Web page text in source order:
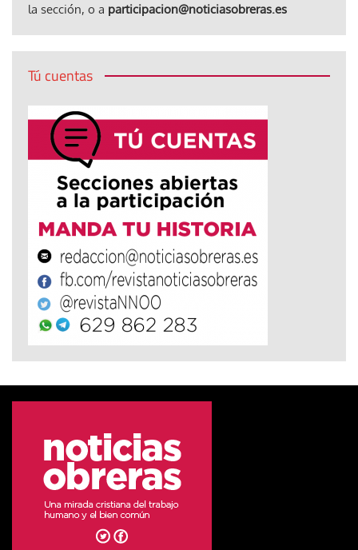
la sección, o a participacion@noticiasobreras.es
Tú cuentas